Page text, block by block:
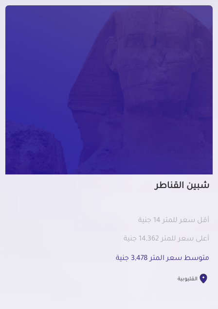
شبين القناطر
أقل سعر للمتر 14 جنية
أعلى سعر للمتر 14,362 جنية
متوسط سعر المتر 3,478 جنية
القليوبية